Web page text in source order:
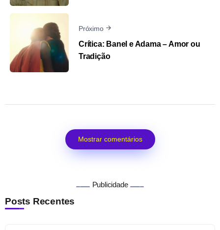
Próximo
Crítica: Banel e Adama – Amor ou
Tradição
Mostrar comentários
Publicidade
Posts Recentes